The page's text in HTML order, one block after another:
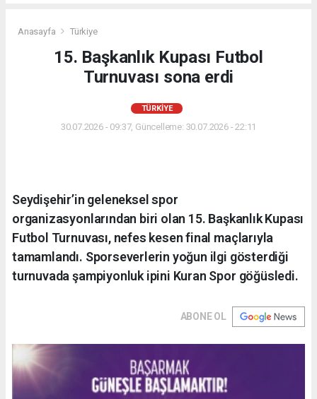
Anasayfa Türkiye
15. Başkanlık Kupası Futbol
Turnuvası sona erdi
TÜRKIYE
30.07.2026 - 09:37, Güncelleme: 30.07.2026 - 22:11
Seydişehir’in geleneksel spor
organizasyonlarından biri olan 15. Başkanlık Kupası
Futbol Turnuvası, nefes kesen final maçlarıyla
tamamlandı. Sporseverlerin yoğun ilgi gösterdiği
turnuvada şampiyonluk ipini Kuran Spor göğüsledi.
ABONE OL